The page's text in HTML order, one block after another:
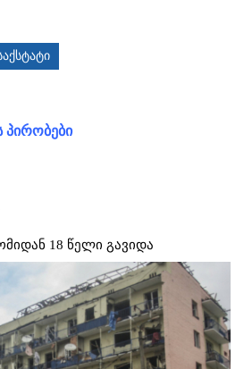
პირობები
18 წელი გავიდა